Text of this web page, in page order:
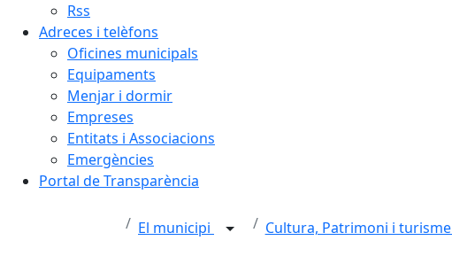
Rss
Adreces i telèfons
Oficines municipals
Equipaments
Menjar i dormir
Empreses
Entitats i Associacions
Emergències
Portal de Transparència
El municipi Cultura, Patrimoni i turisme